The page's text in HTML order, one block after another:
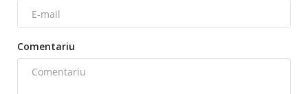
Comentariu